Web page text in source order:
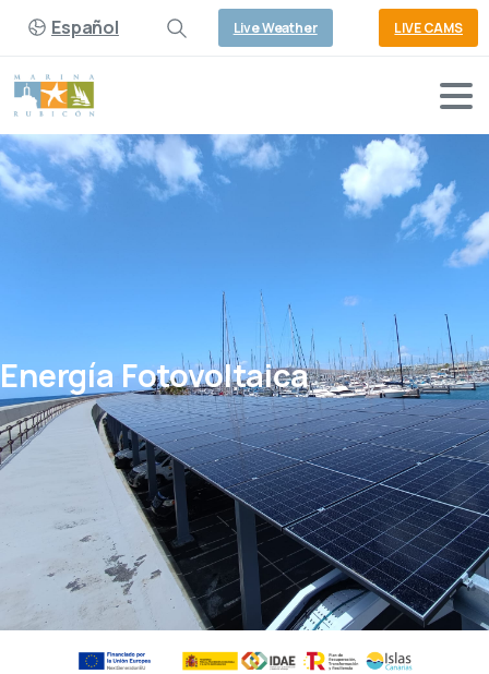
Español Live Weather LIVE CAMS
Energía Fotovoltaica